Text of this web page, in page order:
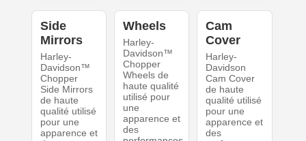
Side
Mirrors
Harley-
Davidson™
Chopper
Side Mirrors
de haute
qualité utilisé
pour une
apparence et
Wheels
Harley-
Davidson™
Chopper
Wheels de
haute qualité
utilisé pour
une
apparence et
des
Cam
Cover
Harley-
Davidson
Cam Cover
de haute
qualité utilisé
pour une
apparence et
des